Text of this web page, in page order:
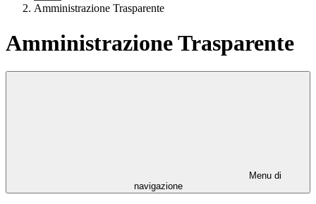
Amministrazione Trasparente
Amministrazione Trasparente
Menu di
navigazione